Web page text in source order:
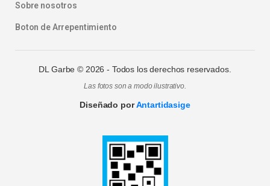
Sobre nosotros
Boton de Arrepentimiento
DL Garbe © 2026 - Todos los derechos reservados.
Las fotos son a modo ilustrativo.
Diseñado porAntartidasige